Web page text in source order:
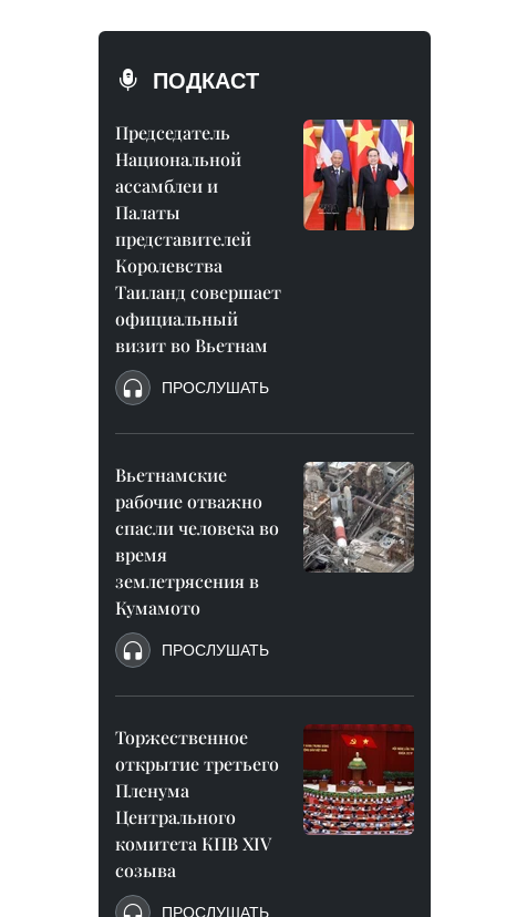
ПОДКАСТ
Председатель
Национальной
ассамблеи и
Палаты
представителей
Королевства
Таиланд совершает
официальный
визит во Вьетнам
ПРОСЛУШАТЬ
Вьетнамские
рабочие отважно
спасли человека во
время
землетрясения в
Кумамото
ПРОСЛУШАТЬ
Торжественное
открытие третьего
Пленума
Центрального
комитета КПВ XIV
созыва
ПРОСЛУШАТЬ